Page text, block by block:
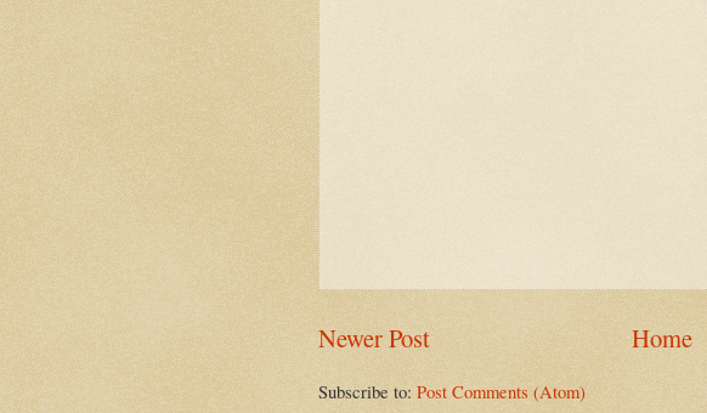
Newer Post Home
Subscribe to: Post Comments (Atom)